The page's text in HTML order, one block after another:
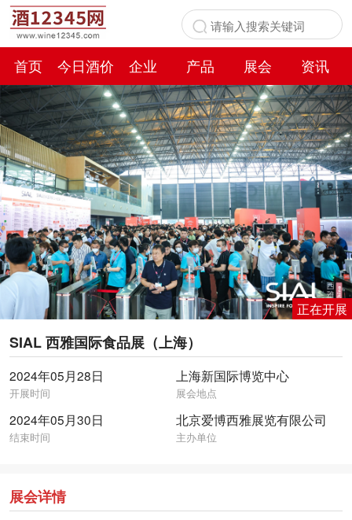
首页 今日酒价 企业 产品 展会
资讯
百科
正在开展
SIAL 西雅国际食品展（上海）
2024年05月28日
开展时间
上海新国际博览中心
展会地点
2024年05月30日
结束时间
北京爱博西雅展览有限公司
主办单位
展会详情